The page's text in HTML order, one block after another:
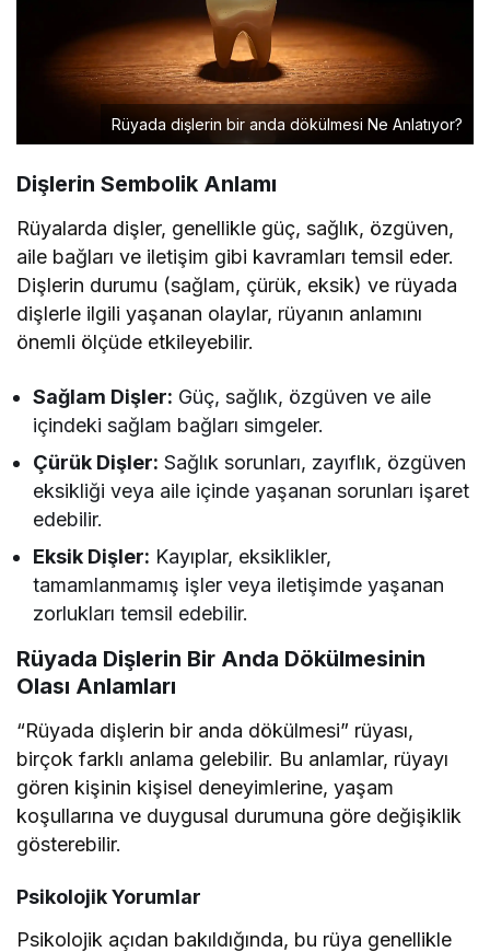
Rüyada dişlerin bir anda dökülmesi Ne Anlatıyor?
Dişlerin Sembolik Anlamı
Rüyalarda dişler, genellikle güç, sağlık, özgüven,
aile bağları ve iletişim gibi kavramları temsil eder.
Dişlerin durumu (sağlam, çürük, eksik) ve rüyada
dişlerle ilgili yaşanan olaylar, rüyanın anlamını
önemli ölçüde etkileyebilir.
Sağlam Dişler: Güç, sağlık, özgüven ve aile
içindeki sağlam bağları simgeler.
Çürük Dişler: Sağlık sorunları, zayıflık, özgüven
eksikliği veya aile içinde yaşanan sorunları işaret
edebilir.
Eksik Dişler: Kayıplar, eksiklikler,
tamamlanmamış işler veya iletişimde yaşanan
zorlukları temsil edebilir.
Rüyada Dişlerin Bir Anda Dökülmesinin
Olası Anlamları
“Rüyada dişlerin bir anda dökülmesi” rüyası,
birçok farklı anlama gelebilir. Bu anlamlar, rüyayı
gören kişinin kişisel deneyimlerine, yaşam
koşullarına ve duygusal durumuna göre değişiklik
gösterebilir.
Psikolojik Yorumlar
Psikolojik açıdan bakıldığında, bu rüya genellikle